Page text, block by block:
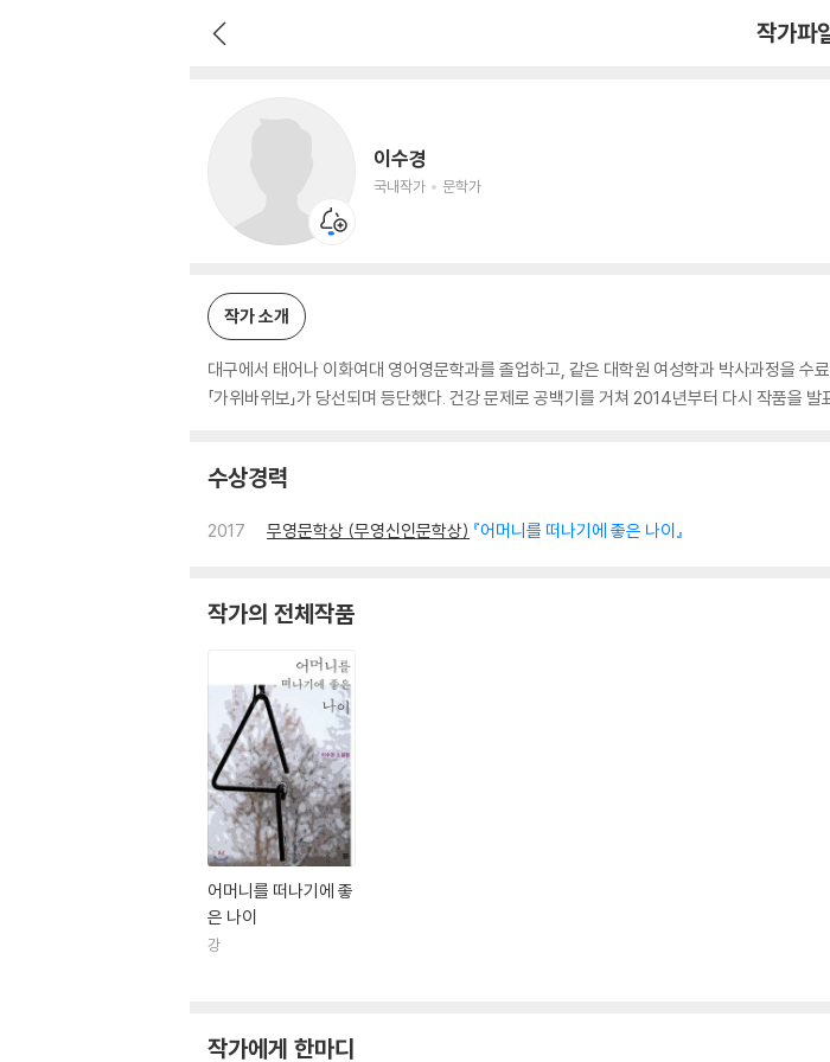
작가파
이수경
국내작가 문학가
작가 소개
대구에서 태어나 이화여대 영어영문학과를 졸업하고, 같은 대학원 여성학과 박사과정을 수
「가위바위보」가 당선되며 등단했다. 건강 문제로 공백기를 거쳐 2014년부터 다시 작품을
수상경력
2017 무영문학상 (무영신인문학상) 『어머니를 떠나기에 좋은 나이』
작가의 전체작품
어머니를 떠나기에 좋
은 나이
강
작가에게 한마디